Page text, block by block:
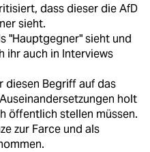
dass dieser die AfD
sieht.
"Hauptgegner" sieht und
ihr auch in Interviews
diesen Begriff auf das
holt
öffentlich stellen müssen.
zur Farce und als